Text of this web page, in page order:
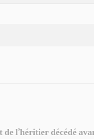
l’héritier décédé